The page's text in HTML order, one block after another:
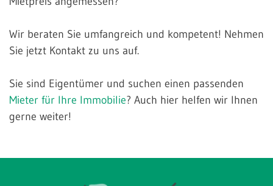
Wir beraten Sie umfangreich und kompetent! Nehmen
Sie jetzt Kontakt zu uns auf.
Sie sind Eigentümer und suchen einen passenden
Mieter für Ihre Immobilie? Auch hier helfen wir Ihnen
gerne weiter!